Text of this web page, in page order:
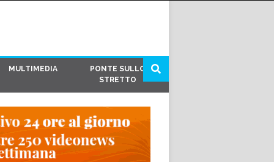
MULTIMEDIA
PONTE SULLO
STRETTO